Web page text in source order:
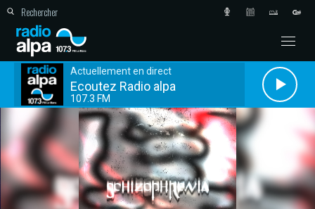
Actuellement en direct
Ecoutez Radio alpa
107.3 FM